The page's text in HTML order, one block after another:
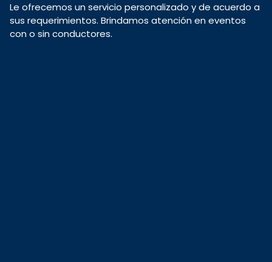
Le ofrecemos un servicio personalizado y de acuerdo a
sus requerimientos. Brindamos atención en eventos
con o sin conductores.